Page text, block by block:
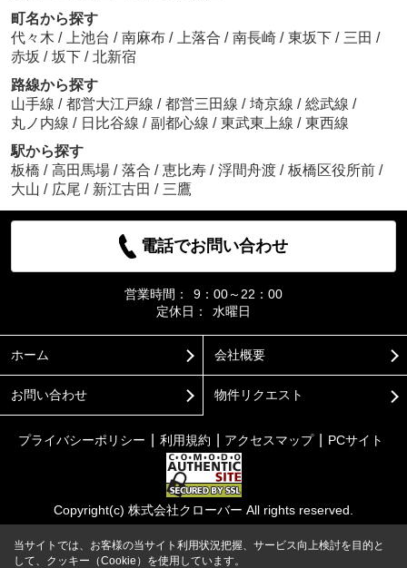
町名から探す
代々木 / 上池台 / 南麻布 / 上落合 / 南長崎 / 東坂下 / 三田 /
赤坂 / 坂下 / 北新宿
路線から探す
山手線 / 都営大江戸線 / 都営三田線 / 埼京線 / 総武線 /
丸ノ内線 / 日比谷線 / 副都心線 / 東武東上線 / 東西線
駅から探す
板橋 / 高田馬場 / 落合 / 恵比寿 / 浮間舟渡 / 板橋区役所前 /
大山 / 広尾 / 新江古田 / 三鷹
電話でお問い合わせ
営業時間：
9：00～22：00
定休日：
水曜日
ホーム 会社概要
お問い合わせ 物件リクエスト
プライバシーポリシー 利用規約 アクセスマップ PCサイト
Copyright(c) 株式会社クローバー All rights reserved.
当サイトでは、お客様の当サイト利用状況把握、サービス向上検討を目的と
して、クッキー（Cookie）を使用しています。